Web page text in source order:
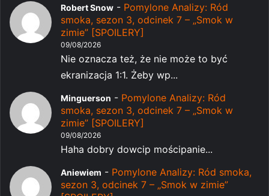
Robert Snow - Pomylone Analizy: Ród
smoka, sezon 3, odcinek 7 – „Smok w
zimie” [SPOILERY]
09/08/2026
Nie oznacza też, że nie może to być
ekranizacja 1:1. Żeby wp...
Minguerson - Pomylone Analizy: Ród
smoka, sezon 3, odcinek 7 – „Smok w
zimie” [SPOILERY]
09/08/2026
Haha dobry dowcip mościpanie...
Aniewiem - Pomylone Analizy: Ród smoka,
sezon 3, odcinek 7 – „Smok w zimie”